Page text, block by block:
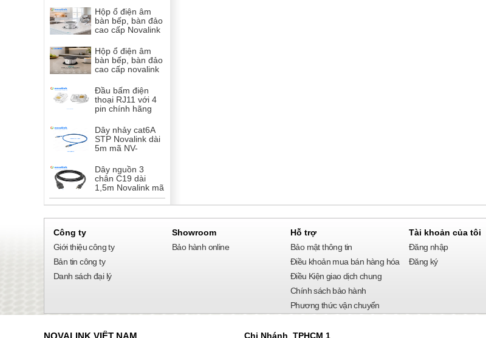
không dây 15W
Hộp ổ điện âm
bàn bếp, bàn đảo
cao cấp Novalink
cảm ứng và app
Hộp ổ điện âm
bàn bếp, bàn đảo
cao cấp novalink
đen mở nắp cảm
ứng + app
Đầu bấm điện
thoại RJ11 với 4
pin chính hãng
00298 chân mạ
vàng 50U túi 50
cái cao cấp
Dây nhảy cat6A
STP Novalink dài
5m mã NV-
10Gb băng thông
600mhz
Dây nguồn 3
chân C19 dài
1,5m Novalink mã
NV-54003A , 15A
Công ty
Giới thiệu công ty
Bản tin công ty
Danh sách đại lý
Showroom
Bảo hành online
Hỗ trợ
Bảo mật thông tin
Điều khoản mua bán hàng hóa
Điều Kiện giao dịch chung
Chính sách bảo hành
Phương thức vận chuyển
Tài khoản của tôi
Đăng nhập
Đăng ký
NOVALINK VIỆT NAM Chi Nhánh TPHCM 1